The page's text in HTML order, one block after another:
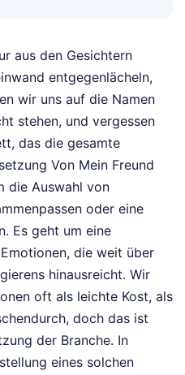
aus den Gesichtern
entgegenlächeln,
wir uns auf die Namen
stehen, und vergessen
das die gesamte
Von Mein Freund
die Auswahl von
oder eine
Es geht um eine
die weit über
hinausreicht. Wir
oft als leichte Kost, als
doch das ist
der Branche. In
eines solchen